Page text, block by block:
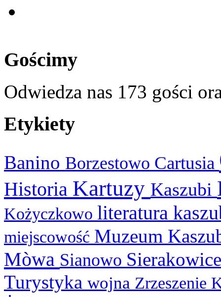
Gościmy
Odwiedza nas 173 gości
Etykiety
Banino Borzestowo Cartusia
Historia Kartuzy Kaszubi
Kożyczkowo literatura
miejscowość Muzeum
Mòwa Sianowo
Turystyka wojna Zrzeszenie